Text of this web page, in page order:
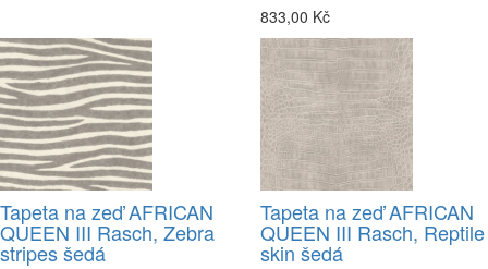
833,00 Kč
Tapeta na zeď AFRICAN
QUEEN III Rasch, Zebra
stripes šedá
Tapeta na zeď AFRICAN
QUEEN III Rasch, Reptile
skin šedá